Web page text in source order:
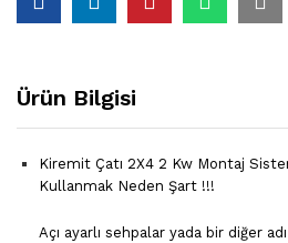
Ürün Bilgisi
Kiremit Çatı 2X4 2 Kw Montaj
Kullanmak Neden Şart !!!
Açı ayarlı sehpalar yada bir diğer